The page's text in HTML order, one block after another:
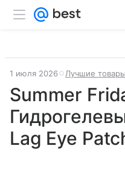
1 июля 2026 Лучшие товары
Summer
Lag Eye